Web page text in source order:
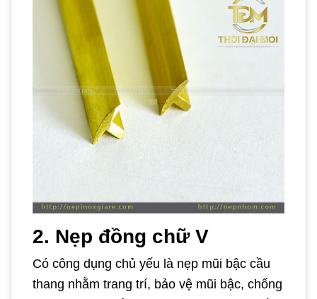
2. Nẹp đồng chữ V
Có công dụng chủ yếu là nẹp mũi bậc cầu
thang nhằm trang trí, bảo vệ mũi bậc, chống